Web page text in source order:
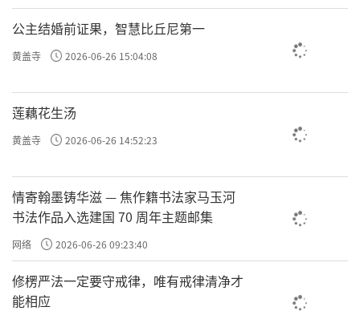
公主结婚前证果，智慧比丘尼第一
黄盖寺 2026-06-26 15:04:08
莲藕花生汤
黄盖寺 2026-06-26 14:52:23
情寄翰墨铸华滋 — 焦作籍书法家马玉河
书法作品入选建国 70 周年主题邮集
网络 2026-06-26 09:23:40
修楞严法一定要守戒律，唯有戒律清净才
能相应